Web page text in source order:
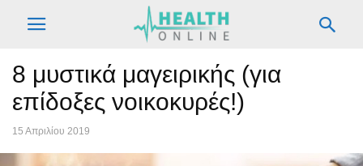
8 μυστικά μαγειρικής (για
επίδοξες νοικοκυρές!)
15 Απριλίου 2019